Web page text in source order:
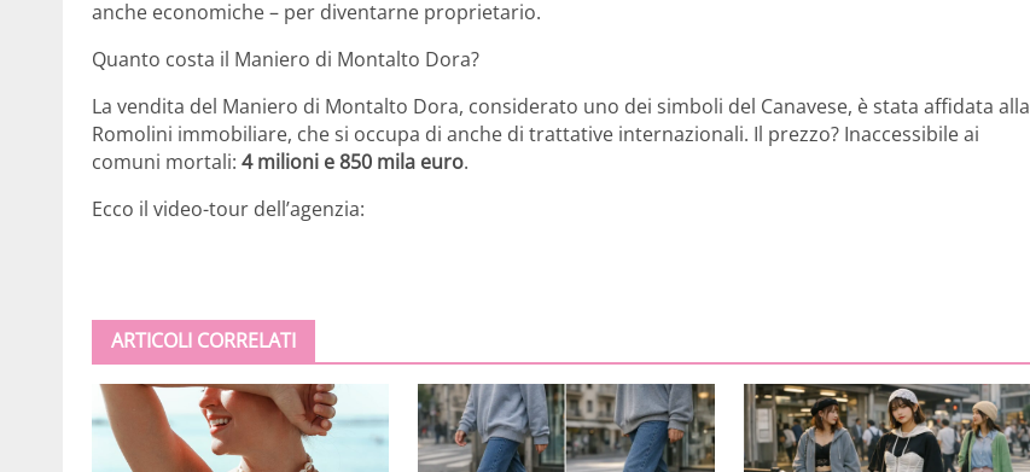
anche economiche – per diventarne proprietario.
Quanto costa il Maniero di Montalto Dora?
La vendita del Maniero di Montalto Dora, considerato uno dei simboli del Canavese, è stata affidata alla
Romolini immobiliare, che si occupa di anche di trattative internazionali. Il prezzo? Inaccessibile ai
comuni mortali: 4 milioni e 850 mila euro.
Ecco il video-tour dell’agenzia:
ARTICOLI CORRELATI